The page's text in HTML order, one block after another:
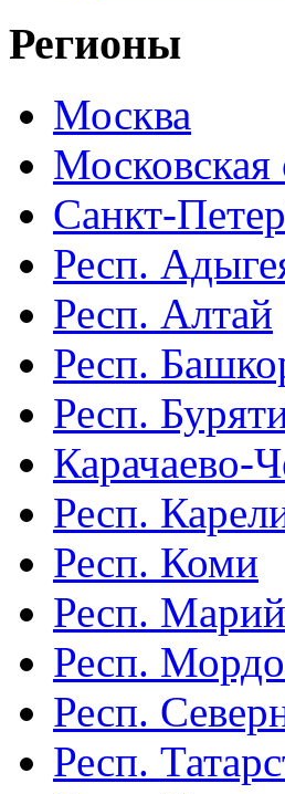
Регионы
Москва
Московская
Санкт-
Респ.
Респ. Алтай
Респ.
Респ.
Карачаево-
Респ.
Респ. Коми
Респ.
Респ.
Респ.
Респ.